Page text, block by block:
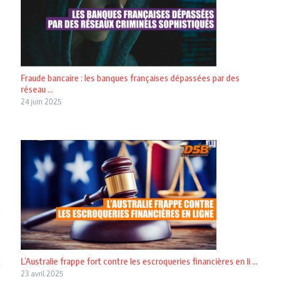
Fraude bancaire : les banques françaises dépassées par des
réseau ...
24 juin 2025
L’Australie frappe fort contre les escroqueries financières en li ...
23 avril 2025